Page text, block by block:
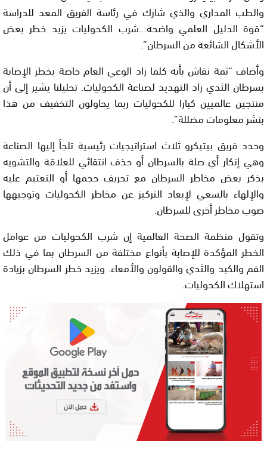
والطب المداري والذي شارك في رئاسة الفريق المعد للدراسة
“قوة الدليل العلمي واضحة…شرب الكحوليات يزيد خطر بعض
الأشكال الشائعة من السرطان”.
وأضاف “ثمة نقاش بأنه كلما زاد الوعي العام خاصة بخطر الإصابة
بسرطان الثدي زاد التهديد لصناعة الكحوليات. تحليلنا يشير إلى أن
منتجين عالميين كبارا للكحوليات ربما يحاولون التخفيف من هذا
بنشر معلومات مضللة”.
وحدد فريق بيتيكرو ثلاث استراتيجيات رئيسية تلجأ إليها الصناعة
وهي إنكار أي صلة بالسرطان أو حذف انتقائي للعلاقة والتشويه
بذكر بعض مخاطر السرطان مع تحريف حجمها أو التعتيم عليه
والإلهاء بالسعي لإبعاد التركيز عن مخاطر الكحوليات وتوجيهها
صوب مخاطر أخرى للسرطان.
وتقول منظمة الصحة العالمية إن شرب الكحوليات من عوامل
الخطر المؤكدة للإصابة بأنواع مختلفة من السرطان بما في ذلك
الفم والكبد والثدي والقولون والأمعاء. ويزيد خطر السرطان بزيادة
استهلاك الكحوليات.